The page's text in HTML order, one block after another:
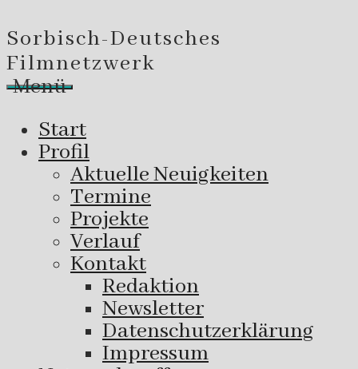
Sorbisch-Deutsches
Filmnetzwerk
Menü
Start
Profil
Aktuelle Neuigkeiten
Termine
Projekte
Verlauf
Kontakt
Redaktion
Newsletter
Datenschutzerklärung
Impressum